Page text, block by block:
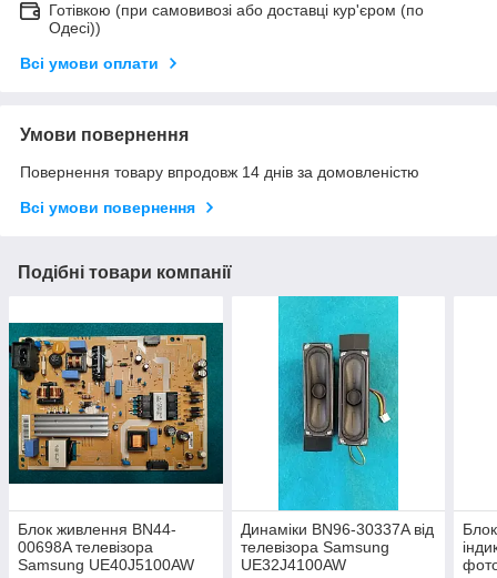
Готівкою (при самовивозі або доставці кур'єром (по
Одесі))
Всі умови оплати
Умови повернення
Повернення товару впродовж 14 днів за домовленістю
Всі умови повернення
Подібні товари компанії
Блок живлення BN44-
00698A телевізора
Samsung UE40J5100AW
Динаміки BN96-30337A від
телевізора Samsung
UE32J4100AW